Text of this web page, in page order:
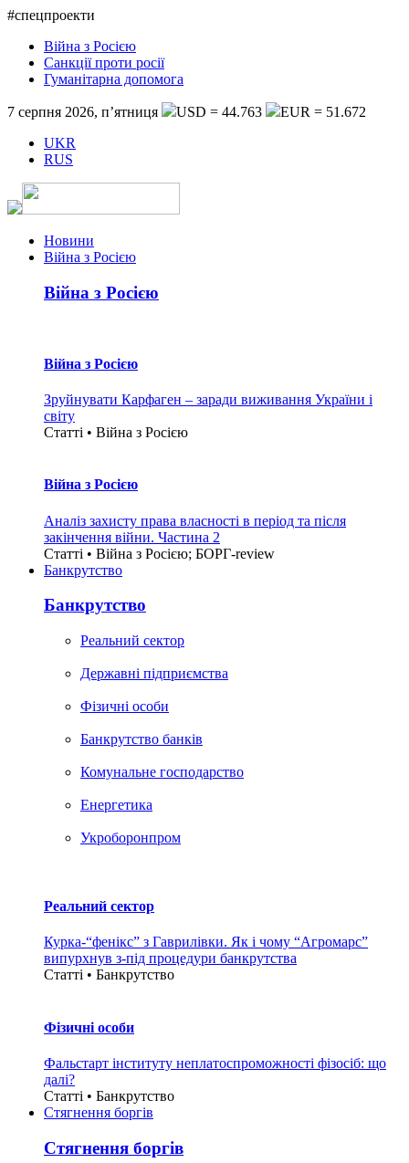
#спецпроекти
Війна з Росією
Санкції проти росії
Гуманітарна допомога
7 серпня 2026, п’ятниця USD = 44.763
EUR = 51.672
UKR
RUS
Новини
Війна з Росією
Війна з Росією
Війна з Росією
Зруйнувати Карфаген – заради виживання України і
світу
Статті • Війна з Росією
Війна з Росією
Аналіз захисту права власності в період та після
закінчення війни. Частина 2
Статті • Війна з Росією; БОРГ-review
Банкрутство
Банкрутство
Реальний сектор
Державні підприємства
Фізичні особи
Банкрутство банків
Комунальне господарство
Енергетика
Укроборонпром
Реальний сектор
Курка-“фенікс” з Гаврилівки. Як і чому “Агромарс”
випурхнув з-під процедури банкрутства
Статті • Банкрутство
Фізичні особи
Фальстарт інституту неплатоспроможності фізосіб: що
далі?
Статті • Банкрутство
Стягнення боргiв
Стягнення боргiв